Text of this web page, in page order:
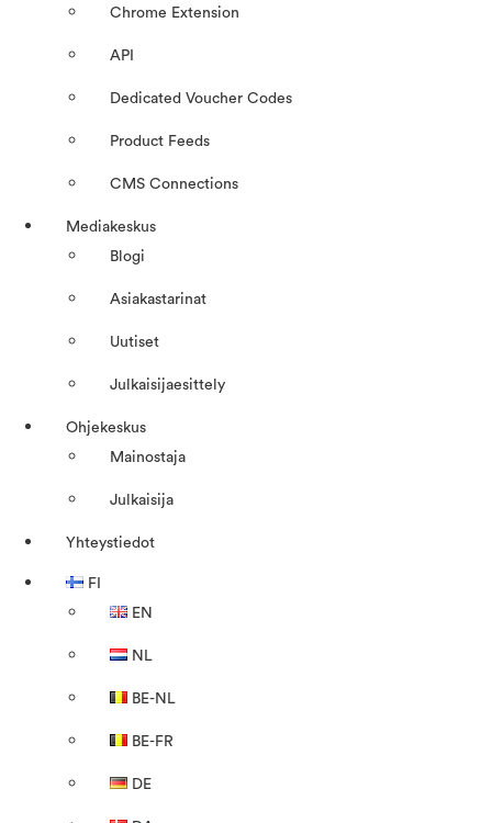
Chrome Extension
API
Dedicated Voucher Codes
Product Feeds
CMS Connections
Mediakeskus
Blogi
Asiakastarinat
Uutiset
Julkaisijaesittely
Ohjekeskus
Mainostaja
Julkaisija
Yhteystiedot
FI
EN
NL
BE-NL
BE-FR
DE